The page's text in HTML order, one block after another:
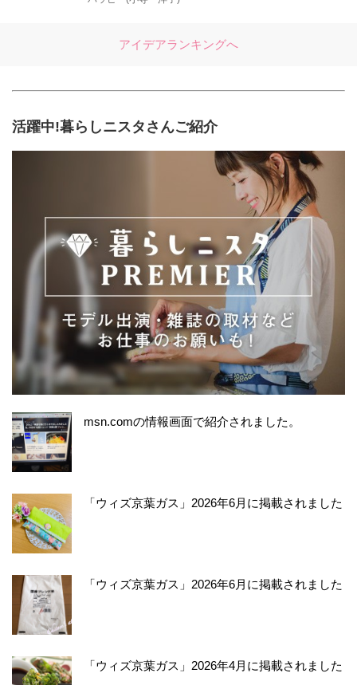
アイデアランキングへ
活躍中!暮らしニスタさんご紹介
msn.comの情報画面で紹介されました。
「ウィズ京葉ガス」2026年6月に掲載されました
「ウィズ京葉ガス」2026年6月に掲載されました
「ウィズ京葉ガス」2026年4月に掲載されました